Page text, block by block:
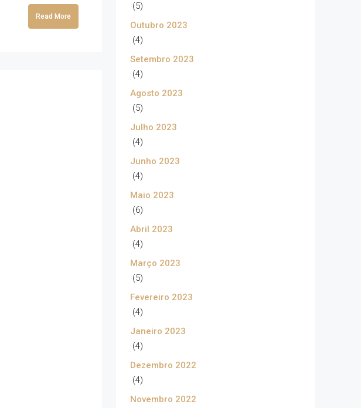
Read More
(5)
Outubro 2023
(4)
Setembro 2023
(4)
Agosto 2023
(5)
Julho 2023
(4)
Junho 2023
(4)
Maio 2023
(6)
Abril 2023
(4)
Março 2023
(5)
Fevereiro 2023
(4)
Janeiro 2023
(4)
Dezembro 2022
(4)
Novembro 2022